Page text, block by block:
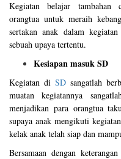
Kegiatan belajar tambahan
orangtua untuk meraih
sertakan anak dalam
sebuah upaya tertentu.
Kesiapan masuk SD
Kegiatan di SD sangatlah
muatan kegiatannya
menjadikan para orangtua
supaya anak mengikuti
kelak anak telah siap dan
Bersamaan dengan